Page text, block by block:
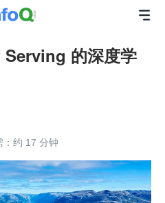
的深度学
：约 17 分钟